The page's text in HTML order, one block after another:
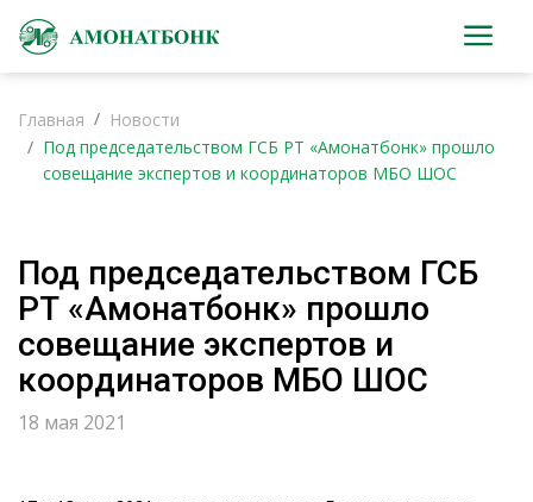
Главная
Новости
Под председательством ГСБ РТ «Амонатбонк» прошло
совещание экспертов и координаторов МБО ШОС
Под председательством ГСБ
РТ «Амонатбонк» прошло
совещание экспертов и
координаторов МБО ШОС
18 мая 2021